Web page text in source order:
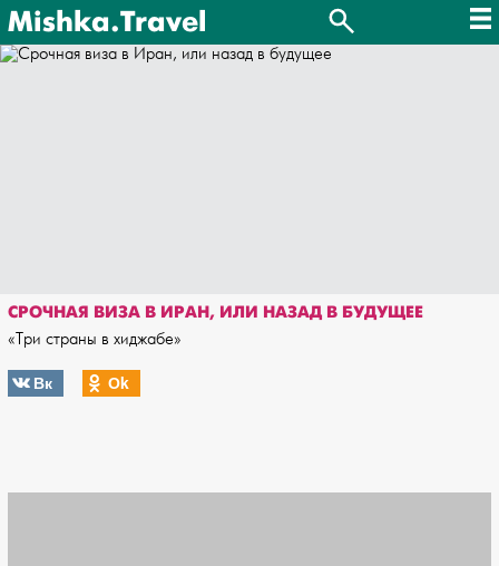
Mishka.Travel
СРОЧНАЯ ВИЗА В ИРАН, ИЛИ НАЗАД В БУДУЩЕЕ
«Три страны в хиджабе»
Вк Оk